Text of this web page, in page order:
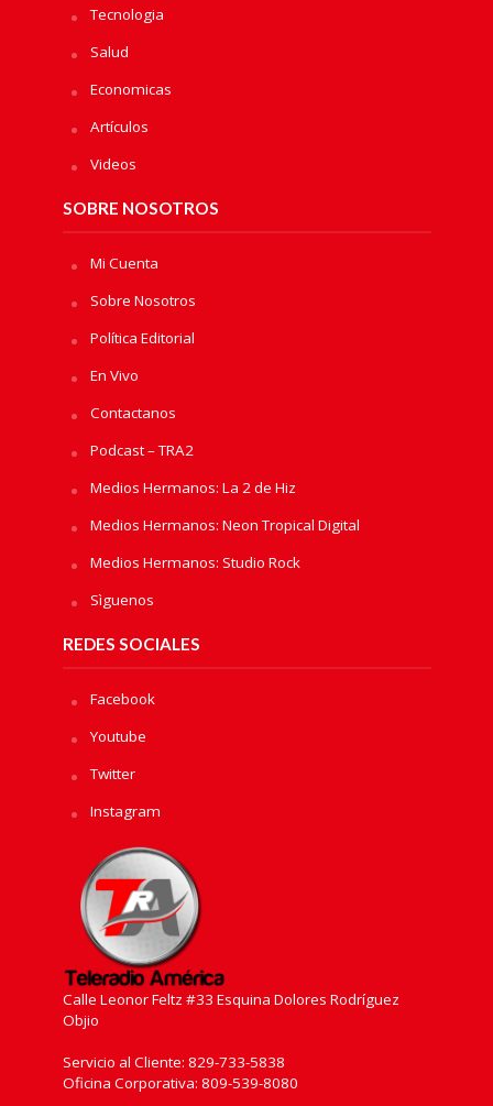
Tecnologia
Salud
Economicas
Artículos
Videos
SOBRE NOSOTROS
Mi Cuenta
Sobre Nosotros
Política Editorial
En Vivo
Contactanos
Podcast – TRA2
Medios Hermanos: La 2 de Hiz
Medios Hermanos: Neon Tropical Digital
Medios Hermanos: Studio Rock
Sìguenos
REDES SOCIALES
Facebook
Youtube
Twitter
Instagram
Calle Leonor Feltz #33 Esquina Dolores Rodríguez
Objio
Servicio al Cliente: 829-733-5838
Oficina Corporativa: 809-539-8080